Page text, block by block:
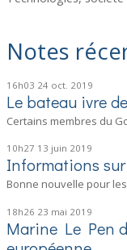
Notes
16h03 24 oct. 2019
Le bateau ivre
Certains membres du
10h27 13 juin 2019
Informations sur
Bonne nouvelle pour
18h26 23 mai 2019
Marine Le Pen